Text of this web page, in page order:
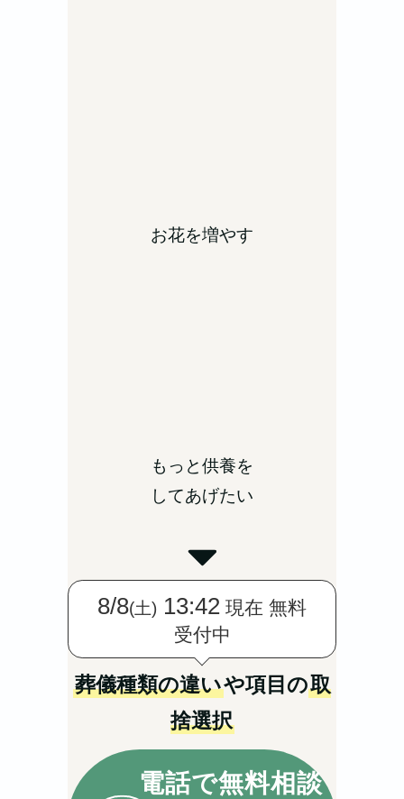
お花を増やす
もっと供養を
してあげたい
8/8(土) 13:42 現在 無料
受付中
葬儀種類の違いや項目の取
捨選択
電話で無料相談